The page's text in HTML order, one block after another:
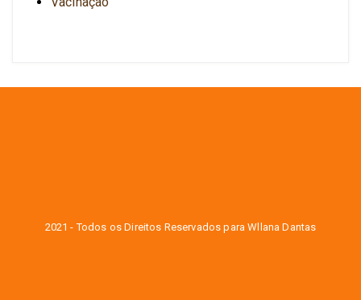
2021 - Todos os Direitos Reservados para Wllana Dantas